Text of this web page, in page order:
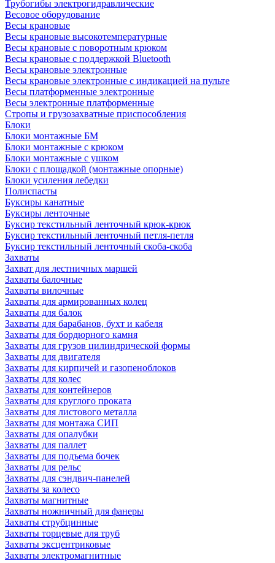
Трубогибы электрогидравлические
Весовое оборудование
Весы крановые
Весы крановые высокотемпературные
Весы крановые с поворотным крюком
Весы крановые с поддержкой Bluetooth
Весы крановые электронные
Весы крановые электронные с индикацией на пульте
Весы платформенные электронные
Весы электронные платформенные
Стропы и грузозахватные приспособления
Блоки
Блоки монтажные БМ
Блоки монтажные с крюком
Блоки монтажные с ушком
Блоки с площадкой (монтажные опорные)
Блоки усиления лебедки
Полиспасты
Буксиры канатные
Буксиры ленточные
Буксир текстильный ленточный крюк-крюк
Буксир текстильный ленточный петля-петля
Буксир текстильный ленточный скоба-скоба
Захваты
Захват для лестничных маршей
Захваты балочные
Захваты вилочные
Захваты для армированных колец
Захваты для балок
Захваты для барабанов, бухт и кабеля
Захваты для бордюрного камня
Захваты для грузов цилиндрической формы
Захваты для двигателя
Захваты для кирпичей и газопеноблоков
Захваты для колес
Захваты для контейнеров
Захваты для круглого проката
Захваты для листового металла
Захваты для монтажа СИП
Захваты для опалубки
Захваты для паллет
Захваты для подъема бочек
Захваты для рельс
Захваты для сэндвич-панелей
Захваты за колесо
Захваты магнитные
Захваты ножничный для фанеры
Захваты струбцинные
Захваты торцевые для труб
Захваты эксцентриковые
Захваты электромагнитные